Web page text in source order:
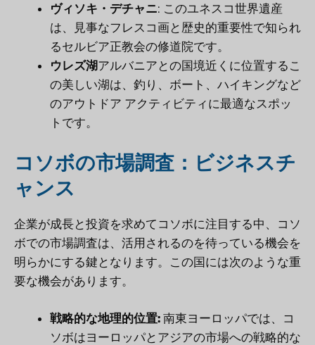
ヴィソキ・デチャニ: このユネスコ世界遺産
は、見事なフレスコ画と歴史的重要性で知られ
るセルビア正教会の修道院です。
ウレズ湖アルバニアとの国境近くに位置するこ
の美しい湖は、釣り、ボート、ハイキングなど
のアウトドア アクティビティに最適なスポッ
トです。
コソボの市場調査：ビジネスチ
ャンス
企業が成長と投資を求めてコソボに注目する中、コソ
ボでの市場調査は、活用されるのを待っている機会を
明らかにする鍵となります。この国には次のような重
要な機会があります。
戦略的な地理的位置: 南東ヨーロッパでは、コ
ソボはヨーロッパとアジアの市場への戦略的な